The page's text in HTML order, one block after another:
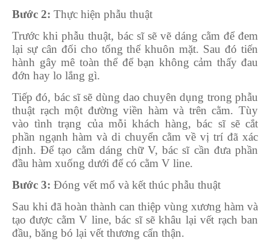
Bước 2: Thực hiện phẫu thuật
Trước khi phẫu thuật, bác sĩ sẽ vẽ dáng cằm để đem
lại sự cân đối cho tổng thể khuôn mặt. Sau đó tiến
hành gây mê toàn thể để bạn không cảm thấy đau
đớn hay lo lắng gì.
Tiếp đó, bác sĩ sẽ dùng dao chuyên dụng trong phẫu
thuật rạch một đường viền hàm và trên cằm. Tùy
vào tình trạng của mỗi khách hàng, bác sĩ sẽ cắt
phần ngạnh hàm và di chuyển cằm về vị trí đã xác
định. Để tạo cằm dáng chữ V, bác sĩ cần đưa phần
đầu hàm xuống dưới để có cằm V line.
Bước 3: Đóng vết mổ và kết thúc phẫu thuật
Sau khi đã hoàn thành can thiệp vùng xương hàm và
tạo được cằm V line, bác sĩ sẽ khâu lại vết rạch ban
đầu, băng bó lại vết thương cẩn thận.